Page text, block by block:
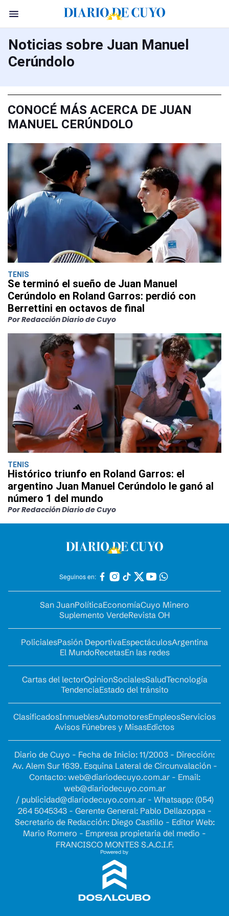
Noticias sobre Juan Manuel
Cerúndolo
CONOCÉ MÁS ACERCA DE JUAN
MANUEL CERÚNDOLO
TENIS
Se terminó el sueño de Juan Manuel
Cerúndolo en Roland Garros: perdió con
Berrettini en octavos de final
Por Redacción Diario de Cuyo
TENIS
Histórico triunfo en Roland Garros: el
argentino Juan Manuel Cerúndolo le ganó al
número 1 del mundo
Por Redacción Diario de Cuyo
Seguinos en:
San JuanPolíticaEconomíaCuyo Minero
Suplemento VerdeRevista OH
PolicialesPasión DeportivaEspectáculosArgentina
El MundoRecetasEn las redes
Cartas del lectorOpinionSocialesSaludTecnología
TendenciaEstado del tránsito
ClasificadosInmueblesAutomotoresEmpleosServicios
Avisos Fúnebres y MisasEdictos
Diario de Cuyo - Fecha de Inicio: 11/2003 - Dirección:
Av. Alem Sur 1639. Esquina Lateral de Circunvalación -
Contacto: web@diariodecuyo.com.ar- Email:
web@diariodecuyo.com.ar
/ publicidad@diariodecuyo.com.ar- Whatsapp: (054)
264 5045343 - Gerente General: Pablo Dellazoppa -
Secretario de Redacción: Diego Castillo - Editor Web:
Mario Romero - Empresa propietaria del medio -
FRANCISCO MONTES S.A.C.I.F.